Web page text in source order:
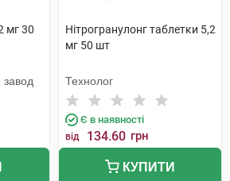
мг 30
завод
Нітрогранулонг таблетки 5,2
мг 50 шт
Технолог
Є в наявності
від 134.60 грн
КУПИТИ